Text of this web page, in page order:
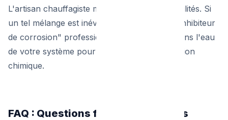
L'artisan chauffagiste maîtrise ces incompatibilités. Si
un tel mélange est inévitable, il ajoutera un "inhibiteur
de corrosion" professionnel (type Fernox) dans l'eau
de votre système pour neutraliser cette réaction
chimique.
FAQ : Questions fréquentes sur les